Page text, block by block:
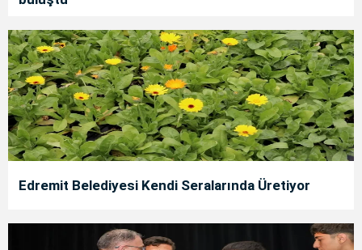
Edremit Belediyesi Kendi Seralarında Üretiyor